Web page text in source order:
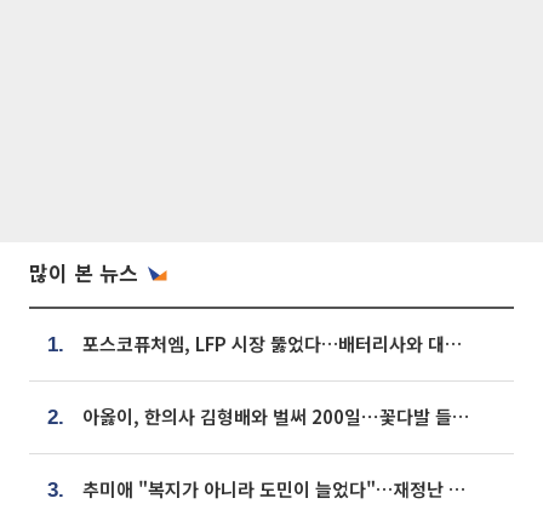
많이 본 뉴스
1. 포스코퓨처엠, LFP 시장 뚫었다…배터리사와 대규모 장기 공급 합의
2. 아옳이, 한의사 김형배와 벌써 200일⋯꽃다발 들고 "프러포즈 아냐"
3. 추미애 "복지가 아니라 도민이 늘었다"…재정난 책임론 정면돌파